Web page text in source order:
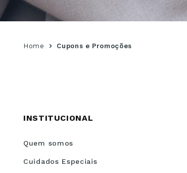
Home Cupons e Promoções
INSTITUCIONAL
Quem somos
Cuidados Especiais